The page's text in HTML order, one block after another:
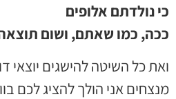
נולדתם אלופים
כמו שאתם, ושום תוצאה
כל השיטה להישגים יוצאי
אני הולך להציג לכם